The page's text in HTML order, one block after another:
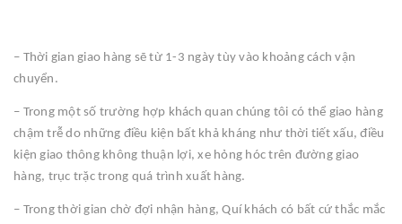
– Thời gian giao hàng sẽ từ 1-3 ngày tùy vào khoảng cách vận
chuyển.
– Trong một số trường hợp khách quan chúng tôi có thể giao hàng
chậm trễ do những điều kiện bất khả kháng như thời tiết xấu, điều
kiện giao thông không thuận lợi, xe hỏng hóc trên đường giao
hàng, trục trặc trong quá trình xuất hàng.
– Trong thời gian chờ đợi nhận hàng, Quí khách có bất cứ thắc mắc